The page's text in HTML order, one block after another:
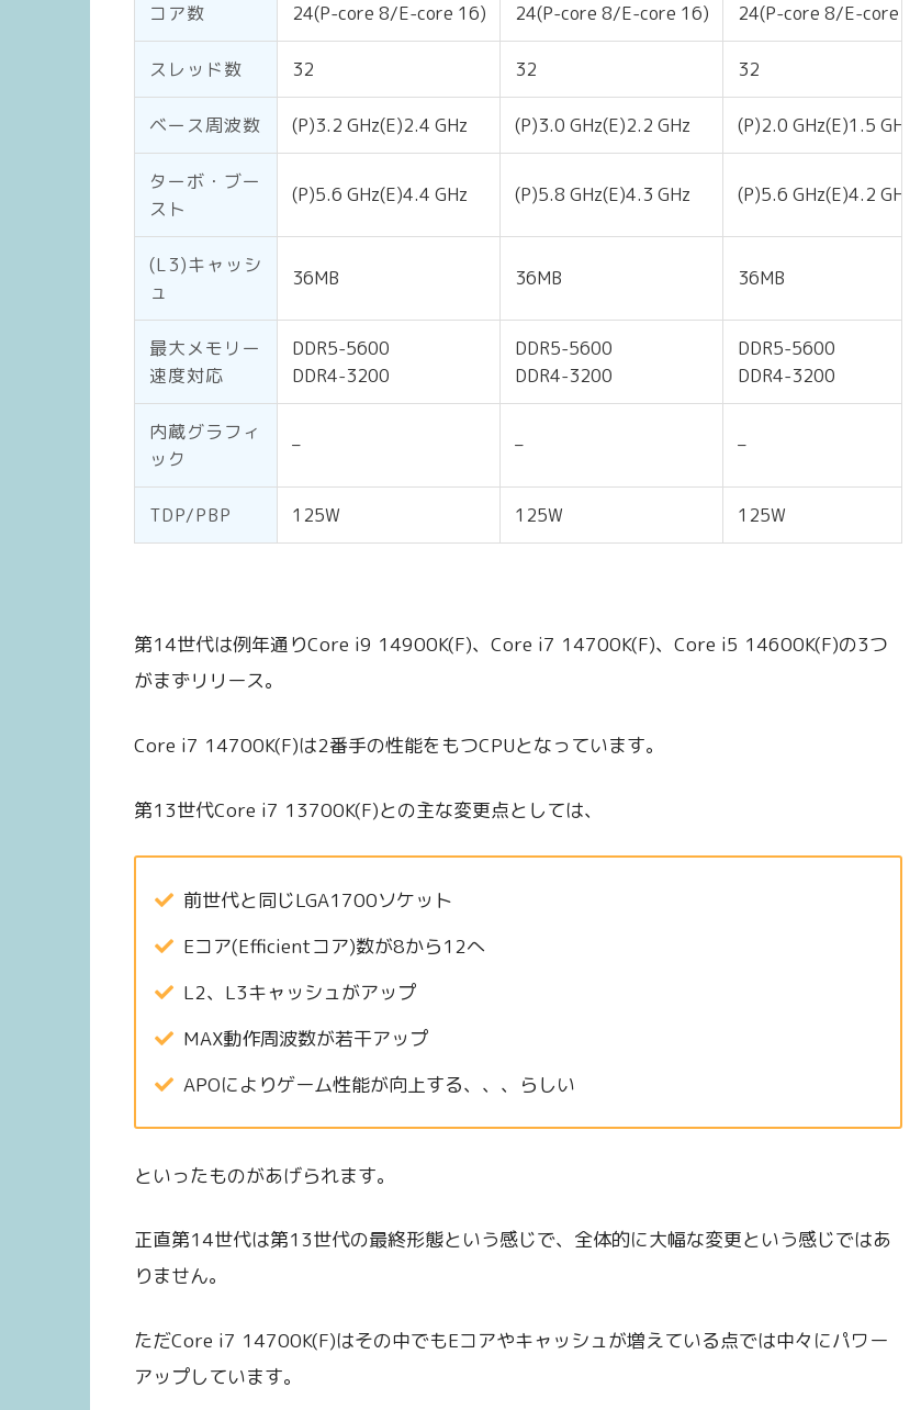
コア数 24(P-core 8/E-core 16) 24(P-core 8/E-core 16) 24(P-core 8/E-core 16)
スレッド数 32 32 32
ベース周波数 (P)3.2 GHz(E)2.4 GHz (P)3.0 GHz(E)2.2 GHz (P)2.0 GHz(E)1.5 GHz
ターボ・ブー
スト
(P)5.6 GHz(E)4.4 GHz (P)5.8 GHz(E)4.3 GHz (P)5.6 GHz(E)4.2 GHz
(L3)キャッシ
ュ
36MB 36MB 36MB
最大メモリー
速度対応
DDR5-5600
DDR4-3200
DDR5-5600
DDR4-3200
DDR5-5600
DDR4-3200
内蔵グラフィ
ック
– – –
TDP/PBP 125W 125W 125W
第14世代は例年通りCore i9 14900K(F)、Core i7 14700K(F)、Core i5 14600K(F)の3つ
がまずリリース。
Core i7 14700K(F)は2番手の性能をもつCPUとなっています。
第13世代Core i7 13700K(F)との主な変更点としては、
前世代と同じLGA1700ソケット
Eコア(Efficientコア)数が8から12へ
L2、L3キャッシュがアップ
MAX動作周波数が若干アップ
APOによりゲーム性能が向上する、、、らしい
といったものがあげられます。
正直第14世代は第13世代の最終形態という感じで、全体的に大幅な変更という感じではあ
りません。
ただCore i7 14700K(F)はその中でもEコアやキャッシュが増えている点では中々にパワー
アップしています。